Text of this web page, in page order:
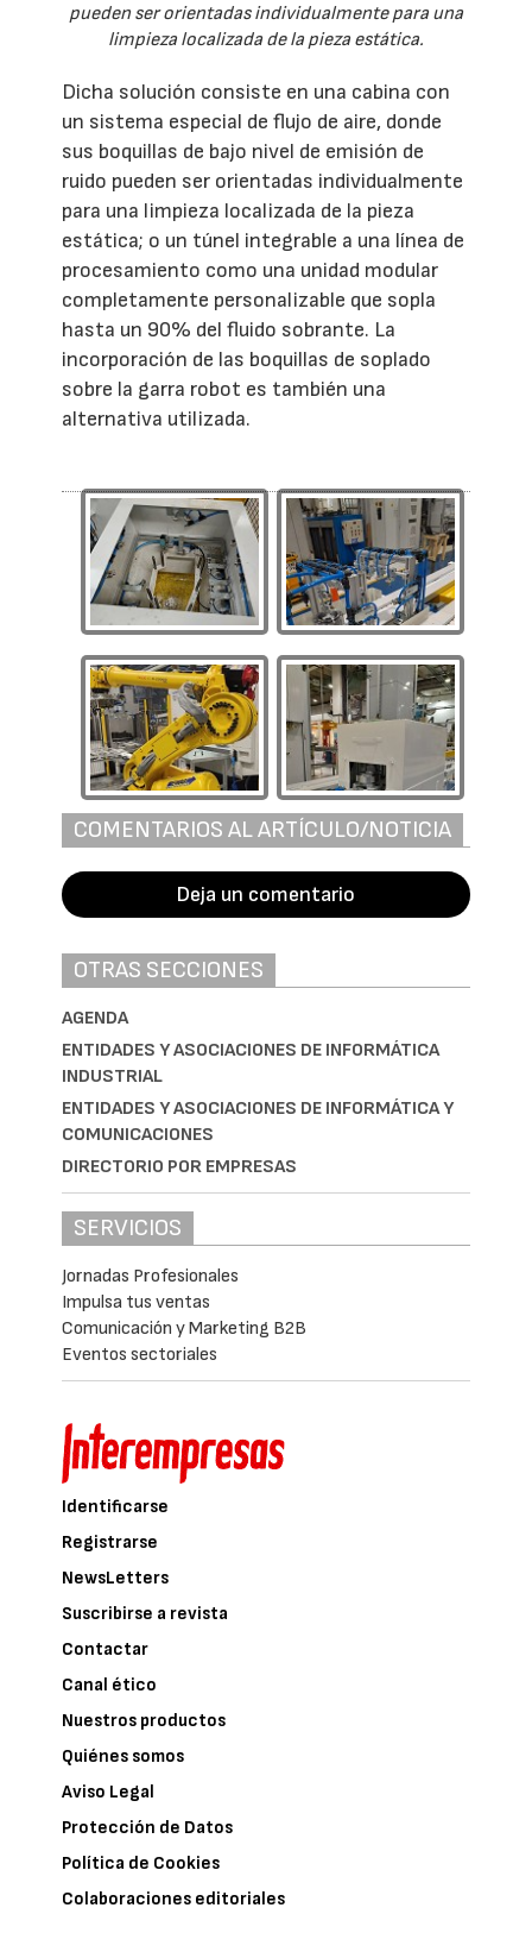
pueden ser orientadas individualmente para una
limpieza localizada de la pieza estática.
Dicha solución consiste en una cabina con
un sistema especial de flujo de aire, donde
sus boquillas de bajo nivel de emisión de
ruido pueden ser orientadas individualmente
para una limpieza localizada de la pieza
estática; o un túnel integrable a una línea de
procesamiento como una unidad modular
completamente personalizable que sopla
hasta un 90% del fluido sobrante. La
incorporación de las boquillas de soplado
sobre la garra robot es también una
alternativa utilizada.
COMENTARIOS AL ARTÍCULO/NOTICIA
Deja un comentario
OTRAS SECCIONES
AGENDA
ENTIDADES Y ASOCIACIONES DE INFORMÁTICA
INDUSTRIAL
ENTIDADES Y ASOCIACIONES DE INFORMÁTICA Y
COMUNICACIONES
DIRECTORIO POR EMPRESAS
SERVICIOS
Jornadas Profesionales
Impulsa tus ventas
Comunicación y Marketing B2B
Eventos sectoriales
Identificarse
Registrarse
NewsLetters
Suscribirse a revista
Contactar
Canal ético
Nuestros productos
Quiénes somos
Aviso Legal
Protección de Datos
Política de Cookies
Colaboraciones editoriales